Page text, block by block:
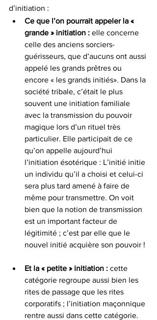
d’initiation :
Ce que l’on pourrait appeler la «
grande » initiation : elle concerne
celle des anciens sorciers-
guérisseurs, que d’aucuns ont aussi
appelé les grands prêtres ou
encore « les grands initiés». Dans la
société tribale, c’était le plus
souvent une initiation familiale
avec la transmission du pouvoir
magique lors d’un rituel très
particulier. Elle participait de ce
qu’on appelle aujourd’hui
l’initiation ésotérique : L’initié initie
un individu qu’il a choisi et celui-ci
sera plus tard amené à faire de
même pour transmettre. On voit
bien que la notion de transmission
est un important facteur de
légitimité ; c’est par elle que le
nouvel initié acquière son pouvoir !
Et la « petite » initiation : cette
catégorie regroupe aussi bien les
rites de passage que les rites
corporatifs ; l’initiation maçonnique
rentre aussi dans cette catégorie.